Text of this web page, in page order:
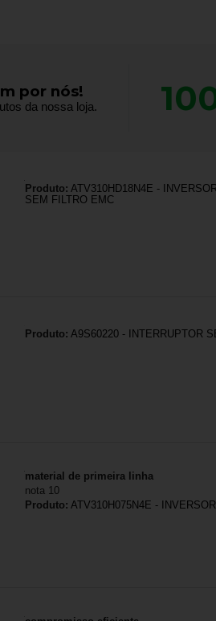
por nós!
da nossa loja.
Produto: ATV310HD18N4E -
SEM FILTRO EMC
Produto: A9S60220 - INTERRUPTOR
material de primeira linha
nota 10
Produto: ATV310H075N4E -